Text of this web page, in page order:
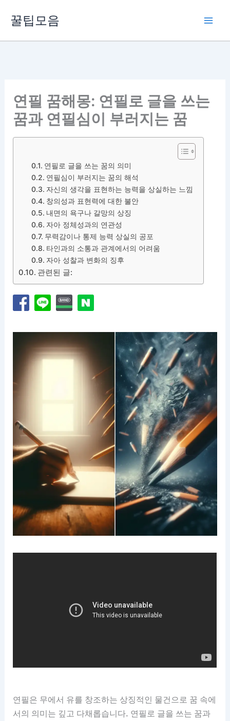
꿀팁모음
연필 꿈해몽: 연필로 글을 쓰는
꿈과 연필심이 부러지는 꿈
연필로 글을 쓰는 꿈의 의미
연필심이 부러지는 꿈의 해석
자신의 생각을 표현하는 능력을 상실하는 느낌
창의성과 표현력에 대한 불안
내면의 욕구나 갈망의 상징
자아 정체성과의 연관성
무력감이나 통제 능력 상실의 공포
타인과의 소통과 관계에서의 어려움
자아 성찰과 변화의 징후
관련된 글:
연필은 무에서 유를 창조하는 상징적인 물건으로 꿈 속에
서의 의미는 깊고 다채롭습니다. 연필로 글을 쓰는 꿈과